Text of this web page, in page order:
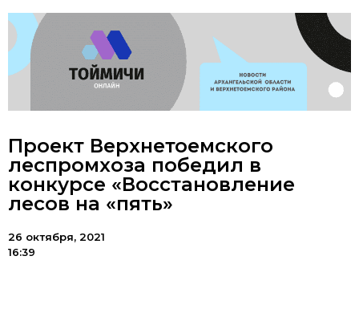
Проект Верхнетоемского
леспромхоза победил в
конкурсе «Восстановление
лесов на «пять»
26 октября, 2021
16:39